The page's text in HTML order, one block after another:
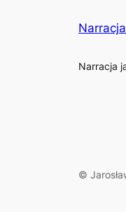
Narracja
©